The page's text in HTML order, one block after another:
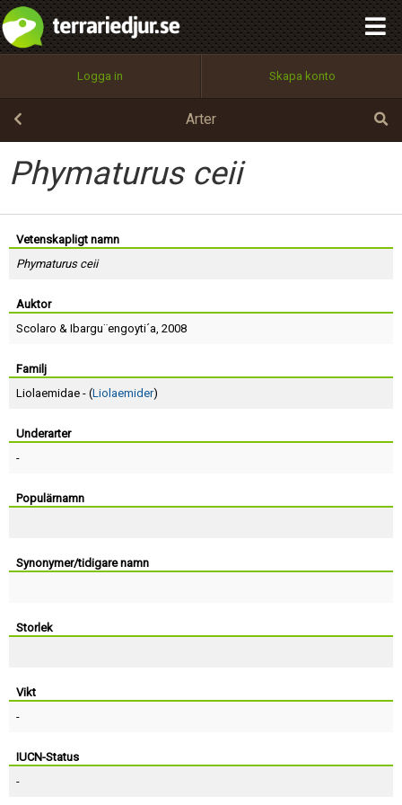
Logga in Skapa konto
Arter
Phymaturus ceii
Vetenskapligt namn
Phymaturus ceii
Auktor
Scolaro & Ibargu¨engoyti´a, 2008
Familj
Liolaemidae - (Liolaemider)
Underarter
-
Populärnamn
Synonymer/tidigare namn
Storlek
Vikt
-
IUCN-Status
-
Utför
100%
OK
integritetspolicy
Namn:
Epost:
Användarnamn:
Lösenord:
Terms of Service
Begär nytt lösenord
Tillbaka till förstasidan